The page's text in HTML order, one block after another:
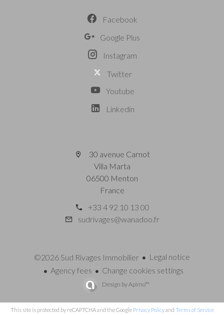
Facebook
Google Plus
Instagram
Twitter
Youtube
Linkedin
30 avenue Carnot
Villa Marta
06500 Menton
France
+33 4 92 10 13 00
sudrivages@wanadoo.fr
©2026 Sud Rivages Immobilier
Legal notice
Agency fees
Change cookies settings
Design byApimo™
This site is protected by reCAPTCHA and the Google Privacy Policyand Terms of Service